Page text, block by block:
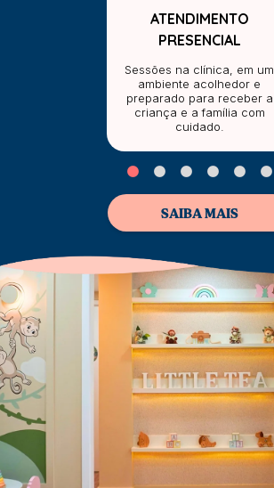
ATENDIMENTO
PRESENCIAL
Sessões na clínica, em um
ambiente acolhedor e
preparado para receber a
criança e a família com
cuidado.
SAIBA MAIS